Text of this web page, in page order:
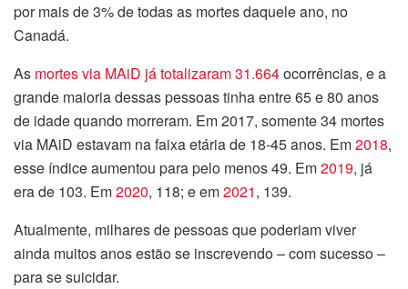
por mais de 3% de todas as mortes daquele ano, no
Canadá.
As mortes via MAiD já totalizaram 31.664ocorrências, e a
grande maioria dessas pessoas tinha entre 65 e 80 anos
de idade quando morreram. Em 2017, somente 34 mortes
via MAiD estavam na faixa etária de 18-45 anos. Em2018,
esse índice aumentou para pelo menos 49. Em2019, já
era de 103. Em2020, 118; e em2021, 139.
Atualmente, milhares de pessoas que poderiam viver
ainda muitos anos estão se inscrevendo – com sucesso –
para se suicidar.